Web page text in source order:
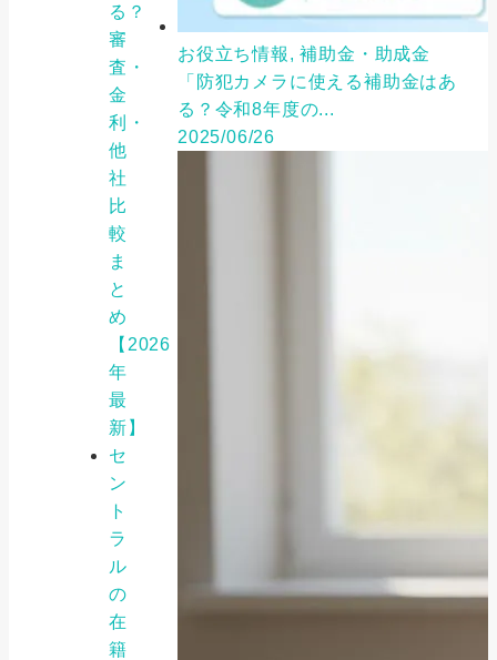
る？
審
査・
金
利・
他
社
比
較
ま
と
め
【2026
年
最
新】
セ
ン
ト
ラ
ル
の
在
籍
お役立ち情報, 補助金・助成金
「防犯カメラに使える補助金はあ
る？令和8年度の...
2025/06/26